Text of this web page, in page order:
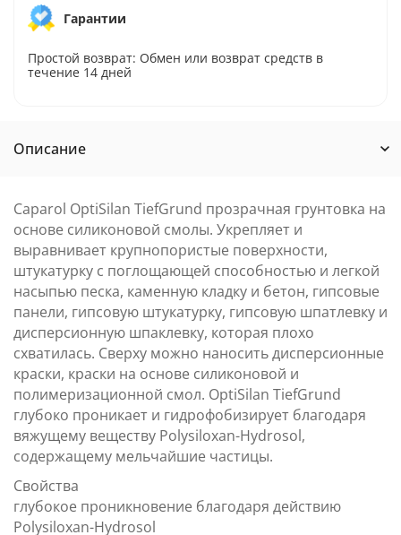
Гарантии
Простой возврат: Обмен или возврат средств в
течение 14 дней
Описание
Caparol OptiSilan TiefGrund прозрачная грунтовка на
основе силиконовой смолы. Укрепляет и
выравнивает крупнопористые поверхности,
штукатурку с поглощающей способностью и легкой
насыпью песка, каменную кладку и бетон, гипсовые
панели, гипсовую штукатурку, гипсовую шпатлевку и
дисперсионную шпаклевку, которая плохо
схватилась. Сверху можно наносить дисперсионные
краски, краски на основе силиконовой и
полимеризационной смол. OptiSilan TiefGrund
глубоко проникает и гидрофобизирует благодаря
вяжущему веществу Polysiloxan-Hydrosol,
содержащему мельчайшие частицы.
Свойства
глубокое проникновение благодаря действию
Polysiloxan-Hydrosol